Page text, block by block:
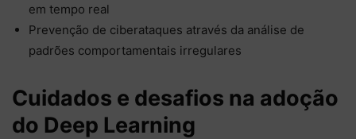
em tempo real
Prevenção de ciberataques através da análise de
padrões comportamentais irregulares
Cuidados e desafios na adoção
do Deep Learning